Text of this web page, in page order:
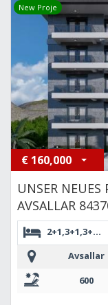
New Proje
€ 160,000
UNSER NEUES
AVSALLAR
Avsallar
600